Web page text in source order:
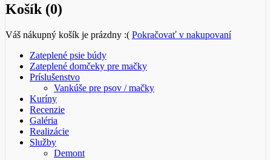
Košík (0)
Váš nákupný košík je prázdny :( Pokračovať v nakupovaní
Zateplené psie búdy
Zateplené domčeky pre mačky
Príslušenstvo
Vankúše pre psov / mačky
Kuríny
Recenzie
Galéria
Realizácie
Služby
Demont